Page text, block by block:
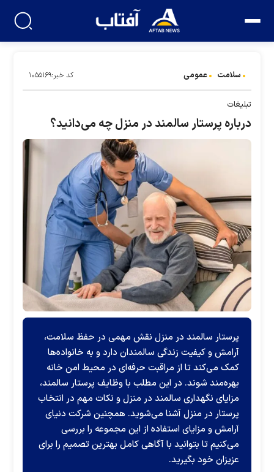
سلامت عمومی کد خبر:۱۰۵۵۱۶۹
تبلیغات
درباره پرستار سالمند در منزل چه می‌دانید؟
پرستار سالمند در منزل نقش مهمی در حفظ سلامت،
آرامش و کیفیت زندگی سالمندان دارد و به خانواده‌ها
کمک می‌کند تا از مراقبت حرفه‌ای در محیط امن خانه
بهره‌مند شوند. در این مطلب با وظایف پرستار سالمند،
مزایای نگهداری سالمند در منزل و نکات مهم در انتخاب
پرستار در منزل آشنا می‌شوید. همچنین شرکت دنیای
آرامش و مزایای استفاده از این مجموعه را بررسی
می‌کنیم تا بتوانید با آگاهی کامل بهترین تصمیم را برای
عزیزان خود بگیرید.